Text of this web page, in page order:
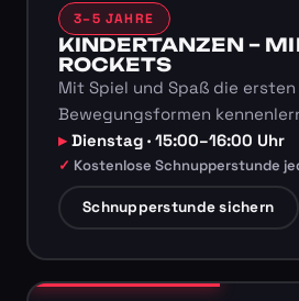
3–5 JAHRE
KINDERTANZEN –
ROCKETS
Mit Spiel und Spaß die ersten
Bewegungsformen
Dienstag · 15:00–16:00 Uhr
Kostenlose Schnupperstunde
Schnupperstunde sichern